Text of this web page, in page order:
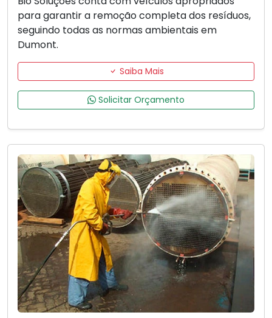
para garantir a remoção completa dos resíduos,
seguindo todas as normas ambientais em
Dumont.
Saiba Mais
Solicitar Orçamento